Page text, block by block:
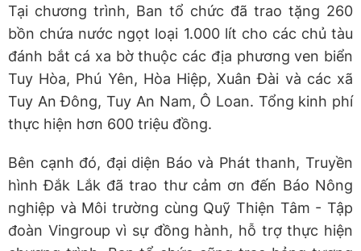
Tại chương trình, Ban tổ chức đã trao tặng 260
bồn chứa nước ngọt loại 1.000 lít cho các chủ tàu
đánh bắt cá xa bờ thuộc các địa phương ven biển
Tuy Hòa, Phú Yên, Hòa Hiệp, Xuân Đài và các xã
Tuy An Đông, Tuy An Nam, Ô Loan. Tổng kinh phí
thực hiện hơn 600 triệu đồng.
Bên cạnh đó, đại diện Báo và Phát thanh, Truyền
hình Đắk Lắk đã trao thư cảm ơn đến Báo Nông
nghiệp và Môi trường cùng Quỹ Thiện Tâm - Tập
đoàn Vingroup vì sự đồng hành, hỗ trợ thực hiện